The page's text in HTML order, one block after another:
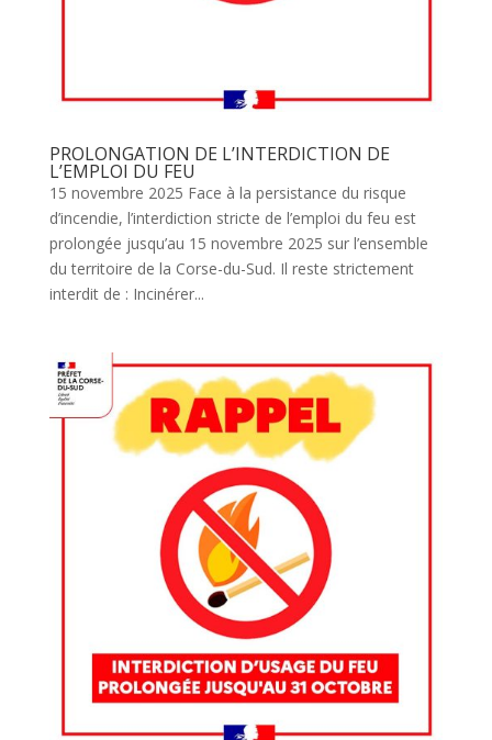
PROLONGATION DE L’INTERDICTION DE
L’EMPLOI DU FEU
15 novembre 2025 Face à la persistance du risque
d’incendie, l’interdiction stricte de l’emploi du feu est
prolongée jusqu’au 15 novembre 2025 sur l’ensemble
du territoire de la Corse-du-Sud. Il reste strictement
interdit de : Incinérer...